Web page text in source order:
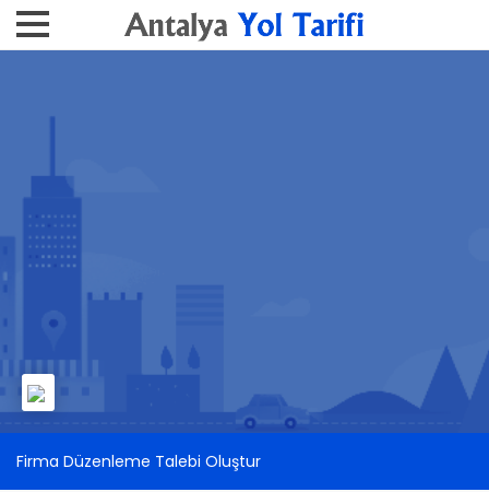
Firma Düzenleme Talebi Oluştur